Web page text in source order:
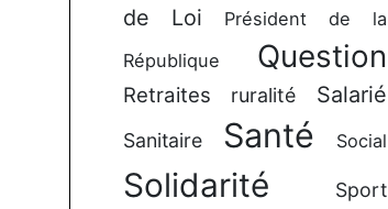
de Loi
Président de la
République
Question
Retraites ruralité Salarié
Sanitaire Santé Social
Solidarité Sport